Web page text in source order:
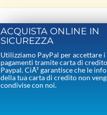
ACQUISTA ONLINE IN
SICUREZZA
Utilizziamo PayPal per accettare i
pagamenti tramite carta di
Paypal. CiÃ² garantisce che le
della tua carta di credito non
condivise con noi.